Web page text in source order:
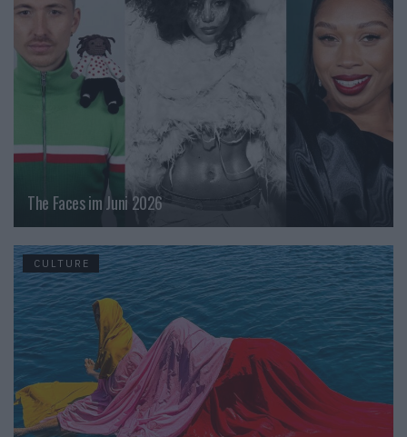
The Faces im Juni 2026
CULTURE